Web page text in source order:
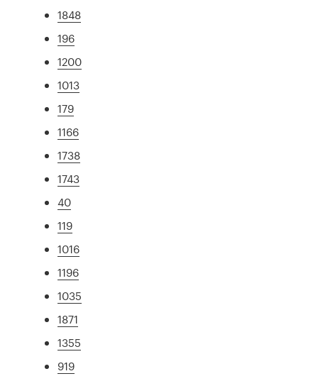
1848
196
1200
1013
179
1166
1738
1743
40
119
1016
1196
1035
1871
1355
919